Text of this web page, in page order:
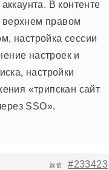
В контенте
верхнем правом
настройка сессии
настроек и
настройки
«трипскан сайт
SSO».
#233423
返信